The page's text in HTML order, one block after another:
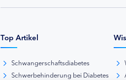
Top Artikel
Schwangerschaftsdiabetes
Schwerbehinderung bei Diabetes